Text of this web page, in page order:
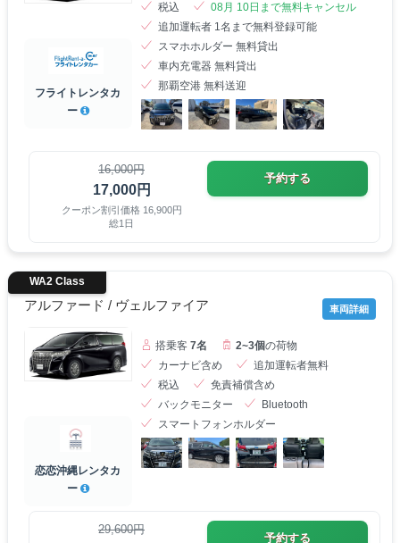
フライトレンタカ
ー
税込
08月 10日まで無料キャンセル
追加運転者 1名まで無料登録可能
スマホホルダー 無料貸出
車内充電器 無料貸出
那覇空港 無料送迎
16,000円
17,000円
クーポン割引価格 16,900円
総1日
予約する
アルファード / ヴェルファイア 車両詳細
WA2 Class
恋恋沖縄レンタカ
ー
搭乗客7名 2~3個の荷物
カーナビ含め
追加運転者無料
税込
免責補償含め
バックモニター
Bluetooth
スマートフォンホルダー
29,600円
予約する